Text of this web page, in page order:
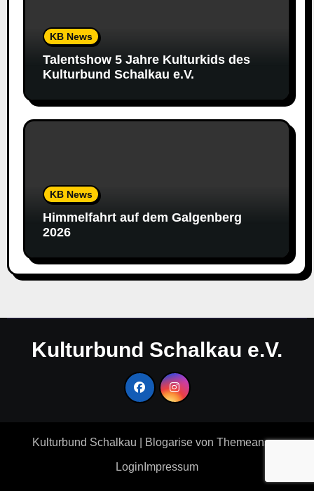
KB News
Talentshow 5 Jahre Kulturkids des
Kulturbund Schalkau e.V.
KB News
Himmelfahrt auf dem Galgenberg
2026
Kulturbund Schalkau e.V.
Kulturbund Schalkau Blogarise von Themeansar.
Login Impressum